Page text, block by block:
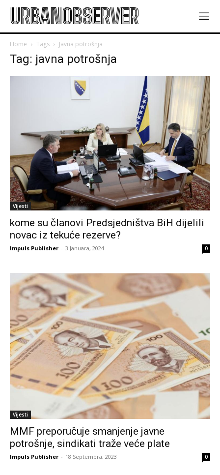
URBANOBSERVER
Home Tags Javna potrošnja
Tag: javna potrošnja
Vijesti
kome su članovi Predsjedništva BiH dijelili
novac iz tekuće rezerve?
Impuls Publisher - 3 Januara, 2024 0
Vijesti
MMF preporučuje smanjenje javne
potrošnje, sindikati traže veće plate
Impuls Publisher - 18 Septembra, 2023 0